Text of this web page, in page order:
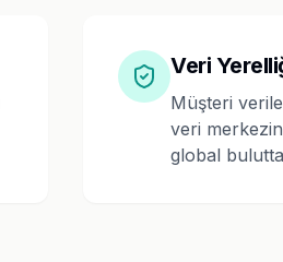
Veri
Müşteri
veri
global